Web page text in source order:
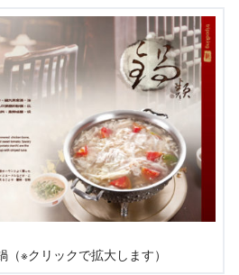
（※クリックで拡大します）